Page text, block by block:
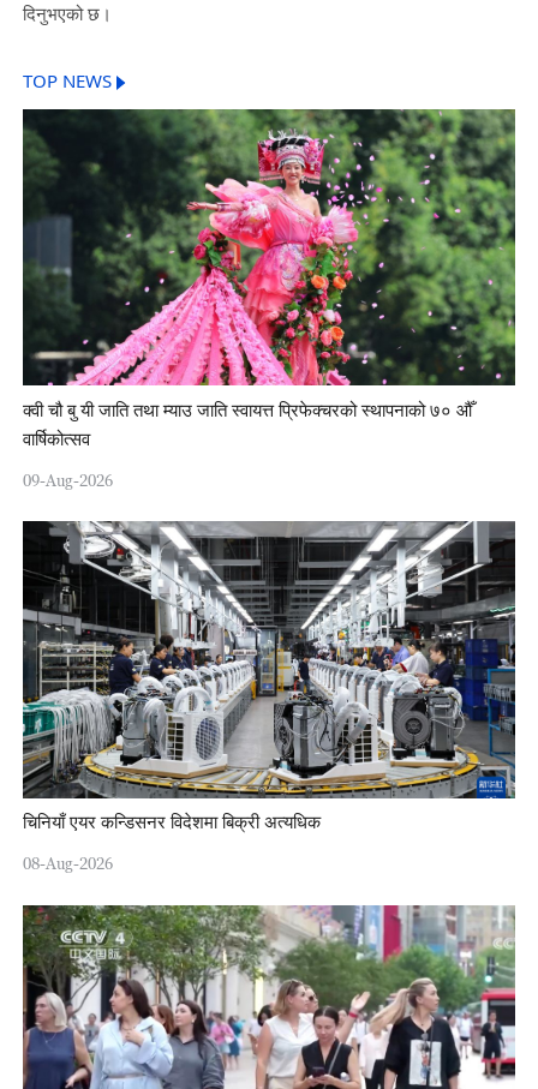
दिनुभएको छ।
TOP NEWS
क्वी चौ बु यी जाति तथा म्याउ जाति स्वायत्त प्रिफेक्चरको स्थापनाको ७० औँ
वार्षिकोत्सव
09-Aug-2026
चिनियाँ एयर कन्डिसनर विदेशमा बिक्री अत्यधिक
08-Aug-2026